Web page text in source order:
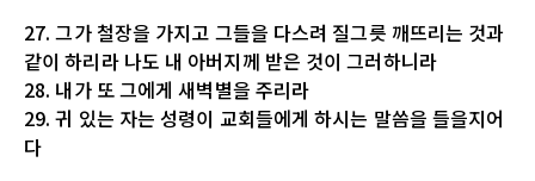
27. 그가 철장을 가지고 그들을 다스려 질그릇 깨뜨리는 것과
같이 하리라 나도 내 아버지께 받은 것이 그러하니라
28. 내가 또 그에게 새벽별을 주리라
29. 귀 있는 자는 성령이 교회들에게 하시는 말씀을 들을지어
다